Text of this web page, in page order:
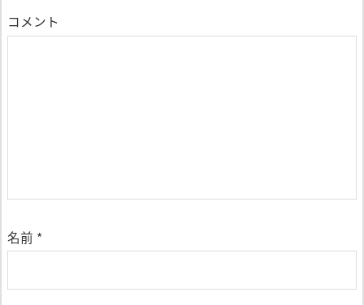
コメント
名前 *